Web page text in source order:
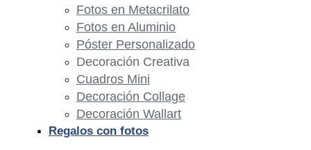
Fotos en Metacrilato
Fotos en Aluminio
Póster Personalizado
Decoración Creativa
Cuadros Mini
Decoración Collage
Decoración Wallart
Regalos con fotos